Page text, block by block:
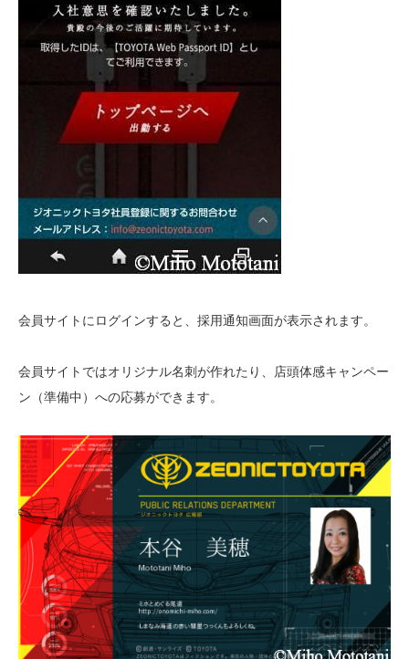
会員サイトにログインすると、採用通知画面が表示されます。
会員サイトではオリジナル名刺が作れたり、店頭体感キャンペー
ン（準備中）への応募ができます。